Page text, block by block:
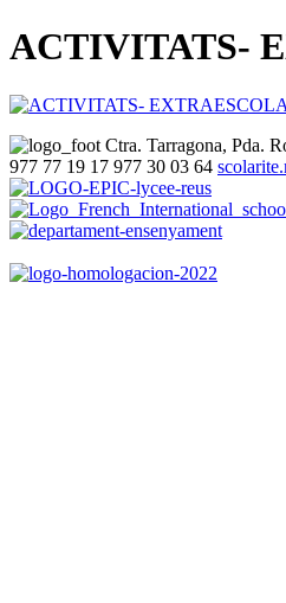
ACTIVITATS-
Ctra. Tarragona, Pda.
977 77 19 17 977 30 03 64